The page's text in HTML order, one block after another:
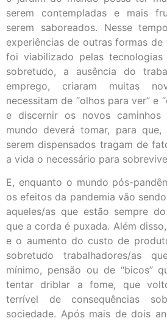
serem contempladas e mais
serem saboreados. Nesse
experiências de outras formas
foi viabilizado pelas tecnologias
sobretudo, a ausência do
emprego, criaram muitas
necessitam de “olhos para ver” e
e discernir os novos caminhos
mundo deverá tomar, para
serem dispensados tragam de
a vida o necessário para
E, enquanto o mundo pós-
os efeitos da pandemia vão
aqueles/as que estão sempre
que a corda é puxada. Além
e o aumento do custo de
sobretudo trabalhadores/as
mínimo, pensão ou de “bicos”
tentar driblar a fome, que
terrível de consequências
sociedade. Após mais de dois